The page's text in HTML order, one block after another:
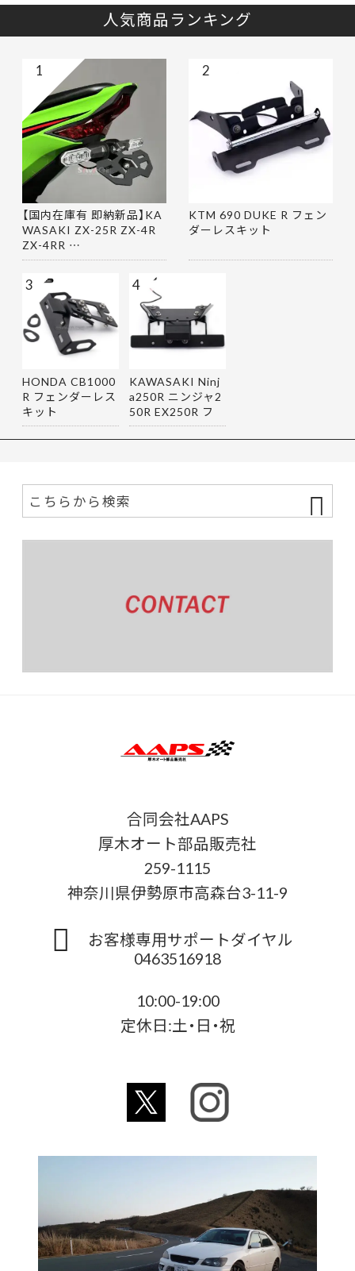
人気商品ランキング
【国内在庫有 即納新品】KA
WASAKI ZX-25R ZX-4R
ZX-4RR …
1
KTM 690 DUKE R フェン
ダーレスキット
2
HONDA CB1000
R フェンダーレス
キット
3
KAWASAKI Ninj
a250R ニンジャ2
50R EX250R フ
ェンダーレス…
4
合同会社AAPS
厚木オート部品販売社
259-1115
神奈川県伊勢原市高森台3-11-9
お客様専用サポートダイヤル
0463516918
10:00-19:00
定休日:土・日・祝